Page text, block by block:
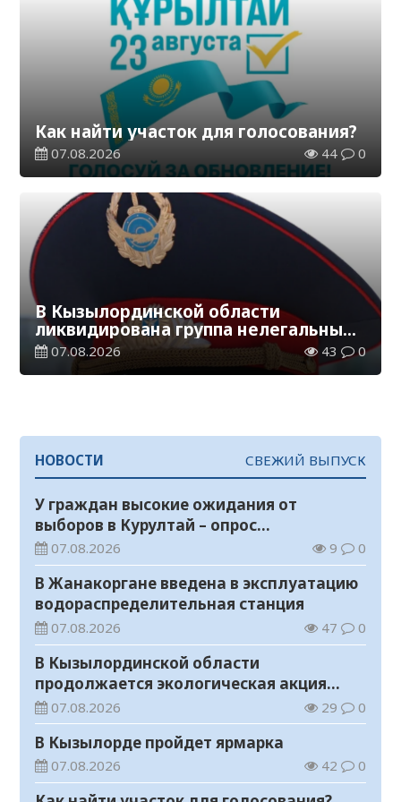
Как найти участок для голосования?
07.08.2026 44 0
В Кызылординской области
ликвидирована группа нелегальных
добытчиков золота
07.08.2026 43 0
НОВОСТИ СВЕЖИЙ ВЫПУСК
У граждан высокие ожидания от
выборов в Курултай – опрос
общественного мнения
07.08.2026 9 0
В Жанакоргане введена в эксплуатацию
водораспределительная станция
07.08.2026 47 0
В Кызылординской области
продолжается экологическая акция
«Таза Қазақстан»
07.08.2026 29 0
В Кызылорде пройдет ярмарка
07.08.2026 42 0